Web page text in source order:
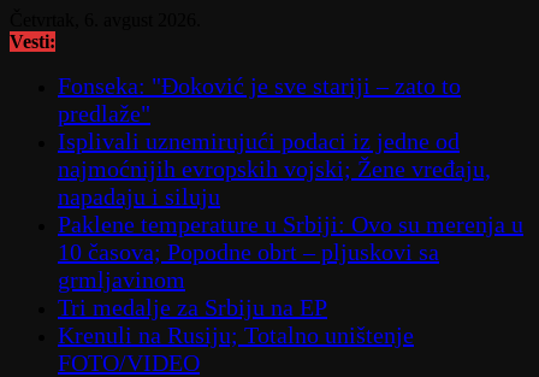
to
Vesti:
Fonseka: "Đoković je sve stariji – zato to
predlaže"
Isplivali uznemirujući podaci iz jedne od
najmoćnijih evropskih vojski; Žene vređaju,
napadaju i siluju
Paklene temperature u Srbiji: Ovo su merenja u
10 časova; Popodne obrt – pljuskovi sa
grmljavinom
Tri medalje za Srbiju na EP
Krenuli na Rusiju; Totalno uništenje
FOTO/VIDEO